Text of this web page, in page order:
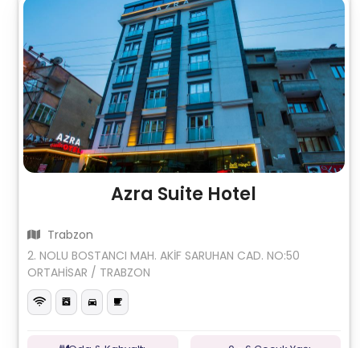
Azra Suite Hotel
Trabzon
2. NOLU BOSTANCI MAH. AKİF SARUHAN CAD. NO:50
ORTAHİSAR / TRABZON